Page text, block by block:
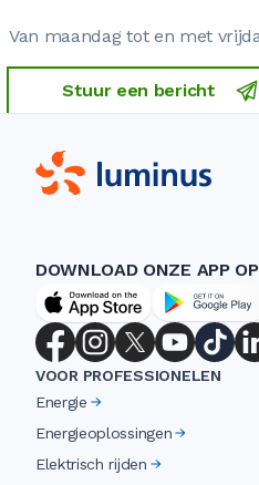
Van maandag tot en met
Stuur een bericht
DOWNLOAD ONZE APP OP
VOOR PROFESSIONELEN
Energie
Energieoplossingen
Elektrisch rijden